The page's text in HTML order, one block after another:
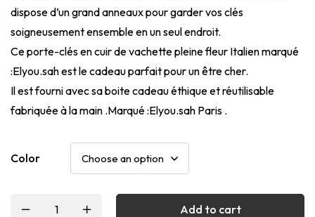
dispose d’un grand anneaux pour garder vos clés
soigneusement ensemble en un seul endroit.
Ce porte-clés en cuir de vachette pleine fleur Italien marqué
:Elyou.sah est le cadeau parfait pour un être cher.
Il est fourni avec sa boite cadeau éthique et réutilisable
fabriquée à la main .Marqué :Elyou.sah Paris .
Color
Add to cart